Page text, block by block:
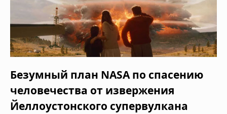
Безумный план NASA по спасению
человечества от извержения
Йеллоустонского супервулкана